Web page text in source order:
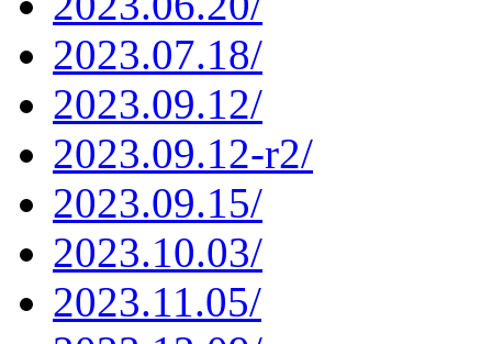
2023.07.18/
2023.09.12/
2023.09.12-r2/
2023.09.15/
2023.10.03/
2023.11.05/